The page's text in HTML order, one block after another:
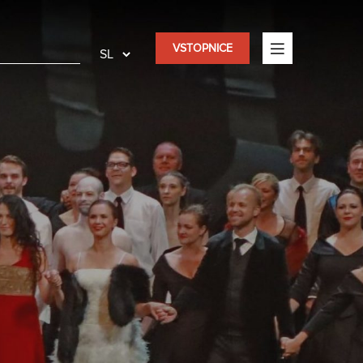
VSTOPNICE